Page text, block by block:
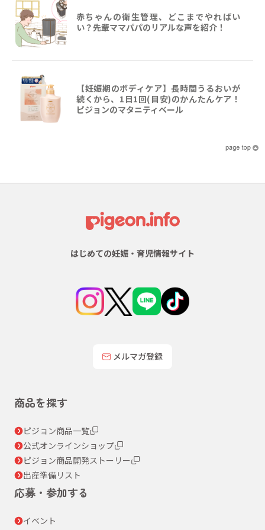
赤ちゃんの衛生管理、どこまでやればい
い？先輩ママパパのリアルな声を紹介！
【妊娠期のボディケア】長時間うるおいが
続くから、1日1回(目安)のかんたんケア！
ピジョンのマタニティベール
はじめての妊娠・育児情報サイト
メルマガ登録
商品を探す
ピジョン商品一覧
公式オンラインショップ
ピジョン商品開発ストーリー
出産準備リスト
応募・参加する
イベント